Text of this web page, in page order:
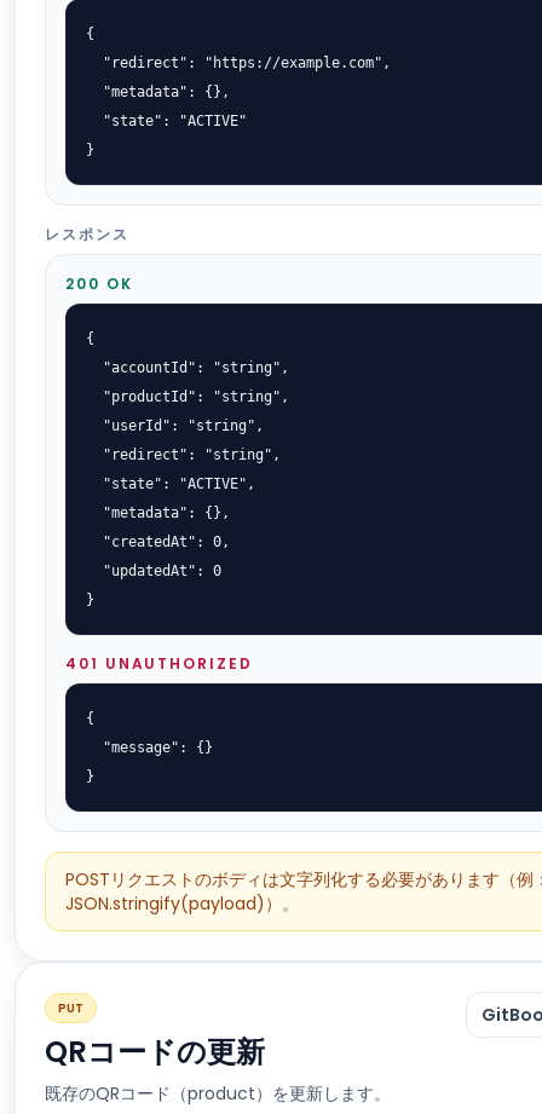
{
  "redirect": "https://example.com",
  "metadata": {},
  "state": "ACTIVE"
}
レスポンス
200 OK
{
  "accountId": "string",
  "productId": "string",
  "userId": "string",
  "redirect": "string",
  "state": "ACTIVE",
  "metadata": {},
  "createdAt": 0,
  "updatedAt": 0
}
401 UNAUTHORIZED
{
  "message": {}
}
POSTリクエストのボディは文字列化する必要があります（例
JSON.stringify(payload)）。
PUT
QRコードの更新
既存のQRコード（product）を更新します。